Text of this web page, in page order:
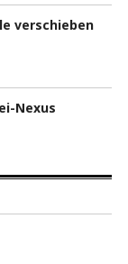
verschieben
Nexus